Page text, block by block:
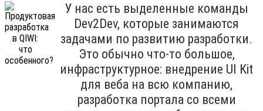
У нас есть выделенные команды
Dev2Dev, которые занимаются
задачами по развитию разработки.
Это обычно что-то большое,
инфраструктурное: внедрение UI Kit
для веба на всю компанию,
разработка портала со всеми